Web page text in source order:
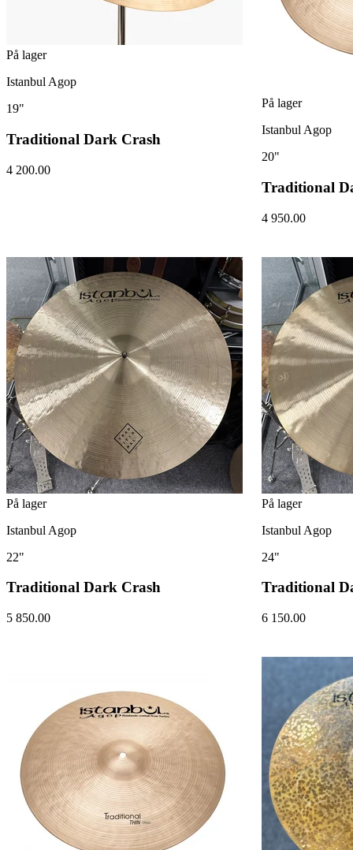
På lager
Istanbul Agop
19"
Traditional Dark Crash
4 200.00
På lager
Istanbul Agop
20"
Traditional
4 950.00
På lager
Istanbul Agop
22"
Traditional Dark Crash
5 850.00
På lager
Istanbul Agop
24"
Traditional
6 150.00